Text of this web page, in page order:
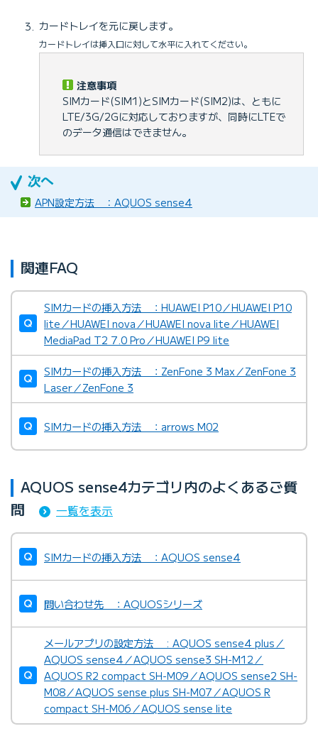
カードトレイを元に戻します。
カードトレイは挿入口に対して水平に入れてください。
注意事項
SIMカード(SIM1)とSIMカード(SIM2)は、ともに
LTE/3G/2Gに対応しておりますが、同時にLTEで
のデータ通信はできません。
APN設定方法 ：AQUOS sense4
関連FAQ
SIMカードの挿入方法 ：HUAWEI P10／HUAWEI P10
lite／HUAWEI nova／HUAWEI nova lite／HUAWEI
MediaPad T2 7.0 Pro／HUAWEI P9 lite
SIMカードの挿入方法 ：ZenFone 3 Max／ZenFone 3
Laser／ZenFone 3
SIMカードの挿入方法 ：arrows M02
AQUOS sense4カテゴリ内のよくあるご質
問
一覧を表示
SIMカードの挿入方法 ：AQUOS sense4
問い合わせ先 ：AQUOSシリーズ
メールアプリの設定方法 : AQUOS sense4 plus／
AQUOS sense4／AQUOS sense3 SH-M12／
AQUOS R2 compact SH-M09／AQUOS sense2 SH-
M08／AQUOS sense plus SH-M07／AQUOS R
compact SH-M06／AQUOS sense lite